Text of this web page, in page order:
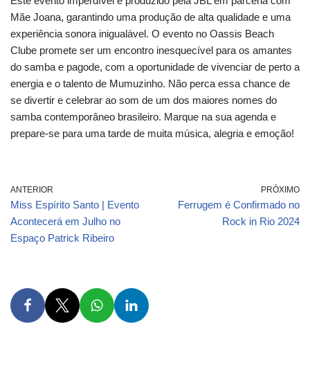
Mãe Joana, garantindo uma produção de alta qualidade e uma
experiência sonora inigualável. O evento no Oassis Beach
Clube promete ser um encontro inesquecível para os amantes
do samba e pagode, com a oportunidade de vivenciar de perto a
energia e o talento de Mumuzinho. Não perca essa chance de
se divertir e celebrar ao som de um dos maiores nomes do
samba contemporâneo brasileiro. Marque na sua agenda e
prepare-se para uma tarde de muita música, alegria e emoção!
ANTERIOR
Miss Espírito Santo | Evento
Acontecerá em Julho no
Espaço Patrick Ribeiro
PRÓXIMO
Ferrugem é Confirmado no
Rock in Rio 2024